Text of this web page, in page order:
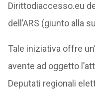
Dirittodiaccesso.eu
dell’ARS (giunto alla
Tale iniziativa offre
avente ad oggetto
Deputati regionali